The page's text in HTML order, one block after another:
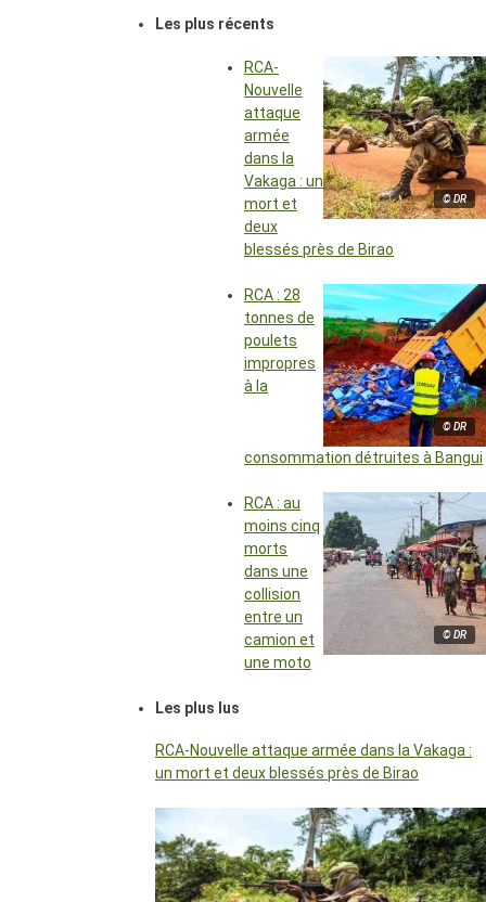
Les plus récents
© DR
RCA-
Nouvelle
attaque
armée
dans la
Vakaga : un
mort et
deux
blessés près de Birao
© DR
RCA : 28
tonnes de
poulets
impropres
à la
consommation détruites à Bangui
© DR
RCA : au
moins cinq
morts
dans une
collision
entre un
camion et
une moto
Les plus lus
RCA-Nouvelle attaque armée dans la Vakaga :
un mort et deux blessés près de Birao